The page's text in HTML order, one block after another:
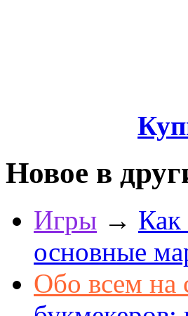
Новое в
Игры → Как
основные
Обо всем на